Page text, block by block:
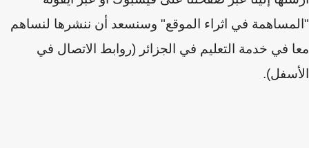
"المساهمة في اثراء الموقع" وسنسعد أن ننشرها لنساهم
معا في خدمة التعليم في الجزائر (روابط الاتصال في
الأسفل).